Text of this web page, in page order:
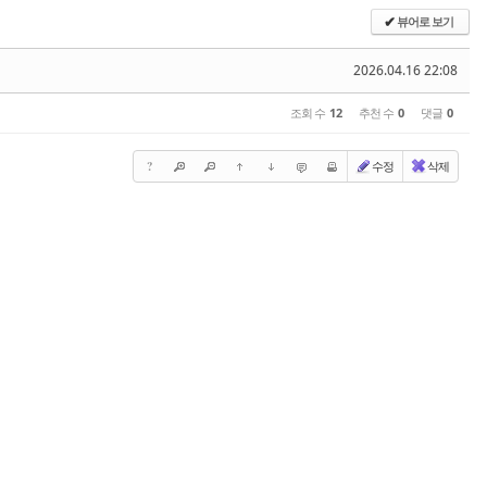
✔뷰어로 보기
2026.04.16 22:08
조회 수 12 추천 수 0 댓글 0
? 수정 삭제